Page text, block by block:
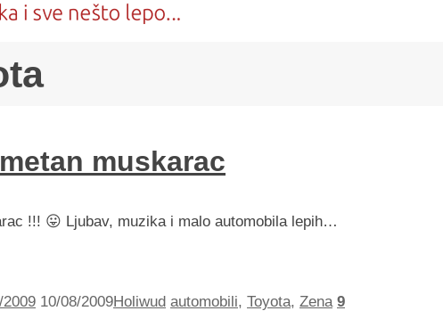
muskarac
!!! 😛 Ljubav, muzika i malo automobila lepih…
2009 10/08/2009Holiwud automobili, Toyota, Zena 9